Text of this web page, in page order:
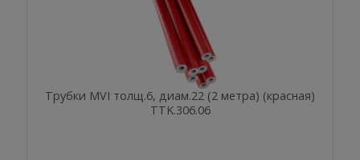
Трубки MVI толщ.6, диам.22 (2 метра) (красная)
TTK.306.06